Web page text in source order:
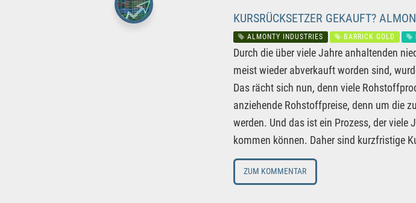
KURSRÜCKSETZER GEKAUFT?
ALMONTY INDUSTRIES BARRICK GOLD
Durch die über viele Jahre anhaltenden
meist wieder abverkauft worden sind,
Das rächt sich nun, denn viele
anziehende Rohstoffpreise, denn um die
werden. Und das ist ein Prozess, der
kommen können. Daher sind kurzfristige
ZUM KOMMENTAR